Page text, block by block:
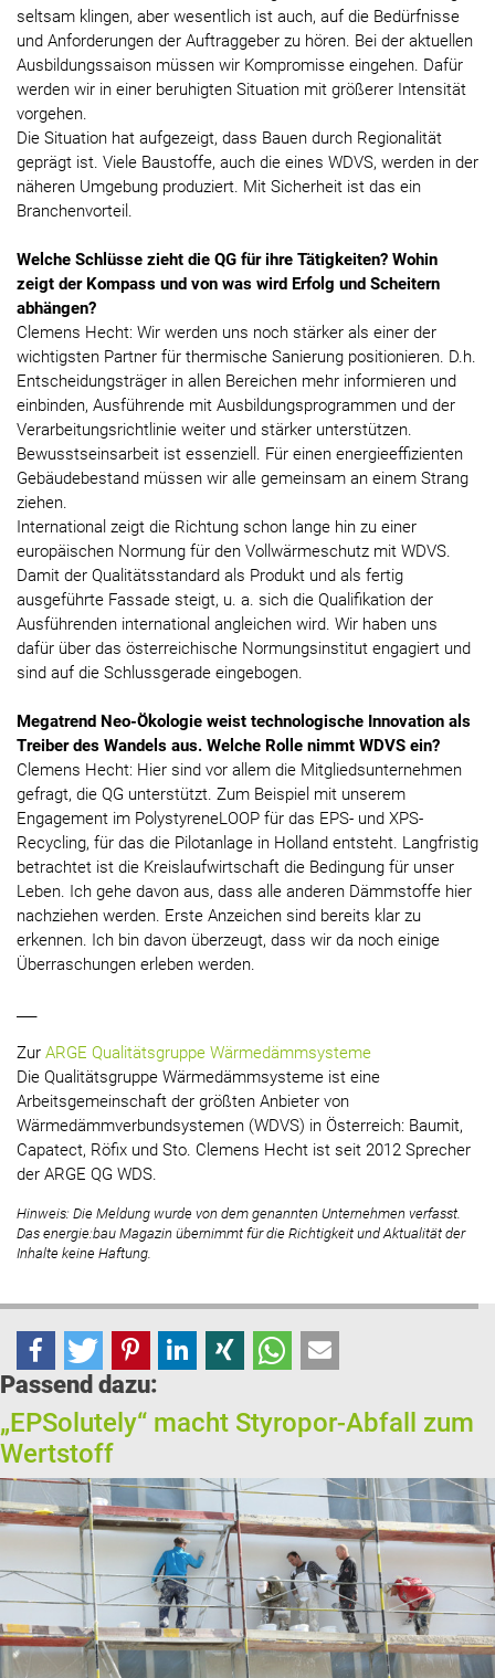
seltsam klingen, aber wesentlich ist auch, auf die Bedürfnisse
und Anforderungen der Auftraggeber zu hören. Bei der aktuellen
Ausbildungssaison müssen wir Kompromisse eingehen. Dafür
werden wir in einer beruhigten Situation mit größerer Intensität
vorgehen.
Die Situation hat aufgezeigt, dass Bauen durch Regionalität
geprägt ist. Viele Baustoffe, auch die eines WDVS, werden in der
näheren Umgebung produziert. Mit Sicherheit ist das ein
Branchenvorteil.
Welche Schlüsse zieht die QG für ihre Tätigkeiten? Wohin
zeigt der Kompass und von was wird Erfolg und Scheitern
abhängen?
Clemens Hecht: Wir werden uns noch stärker als einer der
wichtigsten Partner für thermische Sanierung positionieren. D.h.
Entscheidungsträger in allen Bereichen mehr informieren und
einbinden, Ausführende mit Ausbildungsprogrammen und der
Verarbeitungsrichtlinie weiter und stärker unterstützen.
Bewusstseinsarbeit ist essenziell. Für einen energieeffizienten
Gebäudebestand müssen wir alle gemeinsam an einem Strang
ziehen.
International zeigt die Richtung schon lange hin zu einer
europäischen Normung für den Vollwärmeschutz mit WDVS.
Damit der Qualitätsstandard als Produkt und als fertig
ausgeführte Fassade steigt, u. a. sich die Qualifikation der
Ausführenden international angleichen wird. Wir haben uns
dafür über das österreichische Normungsinstitut engagiert und
sind auf die Schlussgerade eingebogen.
Megatrend Neo-Ökologie weist technologische Innovation als
Treiber des Wandels aus. Welche Rolle nimmt WDVS ein?
Clemens Hecht: Hier sind vor allem die Mitgliedsunternehmen
gefragt, die QG unterstützt. Zum Beispiel mit unserem
Engagement im PolystyreneLOOP für das EPS- und XPS-
Recycling, für das die Pilotanlage in Holland entsteht. Langfristig
betrachtet ist die Kreislaufwirtschaft die Bedingung für unser
Leben. Ich gehe davon aus, dass alle anderen Dämmstoffe hier
nachziehen werden. Erste Anzeichen sind bereits klar zu
erkennen. Ich bin davon überzeugt, dass wir da noch einige
Überraschungen erleben werden.
Zur ARGE Qualitätsgruppe Wärmedämmsysteme
Die Qualitätsgruppe Wärmedämmsysteme ist eine
Arbeitsgemeinschaft der größten Anbieter von
Wärmedämmverbundsystemen (WDVS) in Österreich: Baumit,
Capatect, Röfix und Sto. Clemens Hecht ist seit 2012 Sprecher
der ARGE QG WDS.
Hinweis: Die Meldung wurde von dem genannten Unternehmen verfasst.
Das energie:bau Magazin übernimmt für die Richtigkeit und Aktualität der
Inhalte keine Haftung.
Passend dazu:
„EPSolutely“ macht Styropor-Abfall zum
Wertstoff